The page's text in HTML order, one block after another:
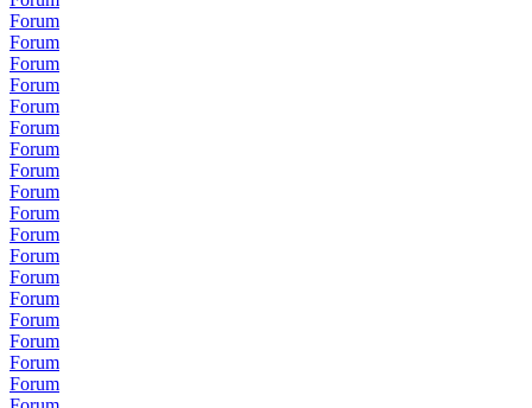
Forum
Forum
Forum
Forum
Forum
Forum
Forum
Forum
Forum
Forum
Forum
Forum
Forum
Forum
Forum
Forum
Forum
Forum